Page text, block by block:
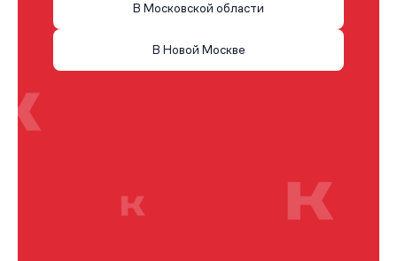
В Московской области
В Новой Москве